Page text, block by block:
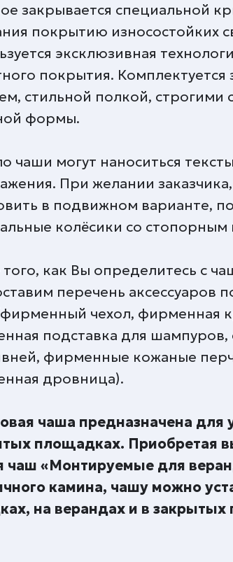
закрывается специальной
покрытию износостойких
эксклюзивная
покрытия.
стильной полкой, строгими
формы.
чаши могут наноситься
При желании
в подвижном варианте,
колёсики со
того, как Вы определитесь с
перечень аксессуаров
чехол, фирменная
подставка для шампуров,
фирменные кожаные
дровница).
чаша предназначена для
площадках. Приобретая
чаш «Монтируемые для
камина, чашу можно
на верандах и в